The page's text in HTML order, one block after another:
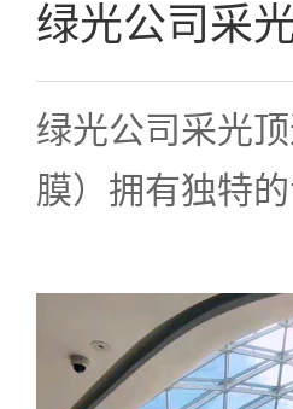
绿光公司采光
膜）拥有独特
点。在保持良
效果，为国内